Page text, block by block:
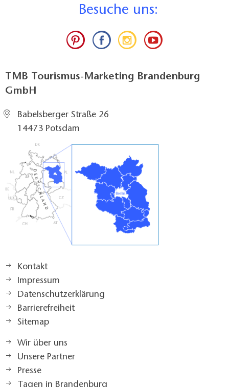
Besuche uns:
TMB Tourismus-Marketing Brandenburg
GmbH
Babelsberger Straße 26
14473 Potsdam
Kontakt
Impressum
Datenschutzerklärung
Barrierefreiheit
Sitemap
Wir über uns
Unsere Partner
Presse
Tagen in Brandenburg